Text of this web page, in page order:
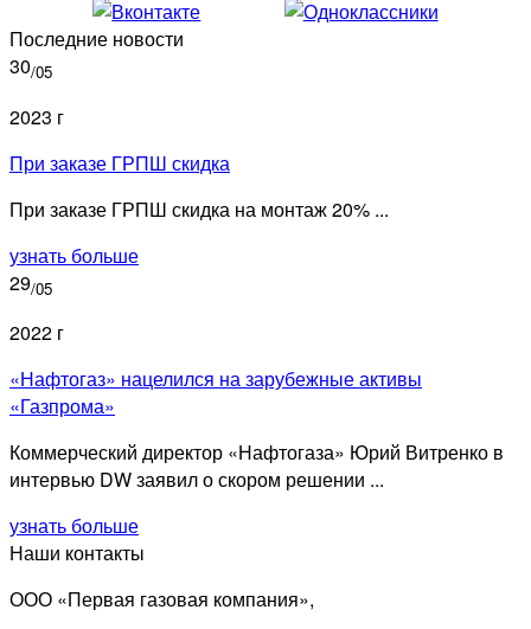
Последние новости
30/05
2023 г
При заказе ГРПШ скидка
При заказе ГРПШ скидка на монтаж 20% ...
узнать больше
29/05
2022 г
«Нафтогаз» нацелился на зарубежные активы
«Газпрома»
Коммерческий директор «Нафтогаза» Юрий Витренко в
интервью DW заявил о скором решении ...
узнать больше
Наши контакты
ООО «Первая газовая компания»,